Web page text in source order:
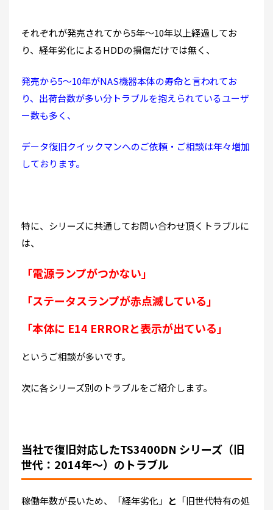
それぞれが発売されてから5年～10年以上経過してお
り、経年劣化によるHDDの損傷だけでは無く、
発売から5～10年がNAS機器本体の寿命と言われてお
り、出荷台数が多い分トラブルを抱えられているユーザ
ー数も多く、
データ復旧クイックマンへのご依頼・ご相談は年々増加
しております。
特に、シリーズに共通してお問い合わせ頂くトラブルに
は、
「電源ランプがつかない」
「ステータスランプが赤点滅している」
「本体に E14 ERRORと表示が出ている」
というご相談が多いです。
次に各シリーズ別のトラブルをご紹介します。
当社で復旧対応したTS3400DN シリーズ（旧
世代：2014年～）のトラブル
稼働年数が長いため、 「経年劣化」 と 「旧世代特有の処